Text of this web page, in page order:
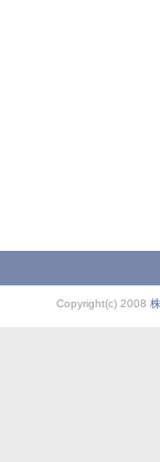
Copyright(c) 2008